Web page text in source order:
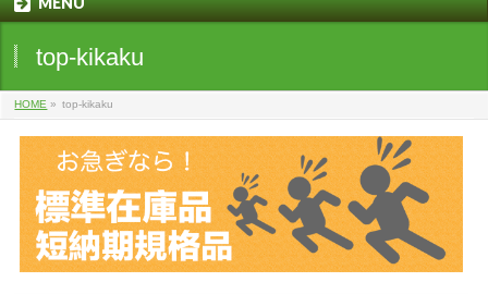
top-kikaku
HOME » top-kikaku